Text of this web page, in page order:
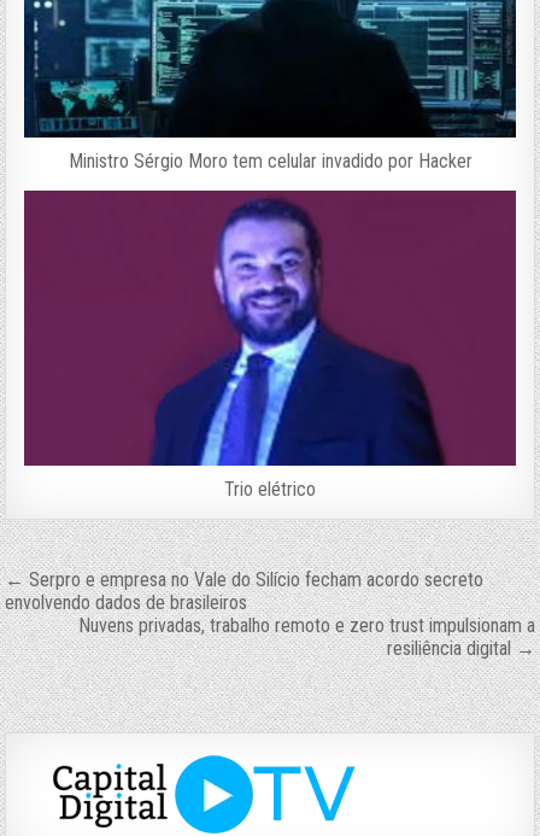
Ministro Sérgio Moro tem celular invadido por Hacker
Trio elétrico
Navegação
de
Post
← Serpro e empresa no Vale do Silício fecham acordo secreto
envolvendo dados de brasileiros
Nuvens privadas, trabalho remoto e zero trust impulsionam a
resiliência digital →